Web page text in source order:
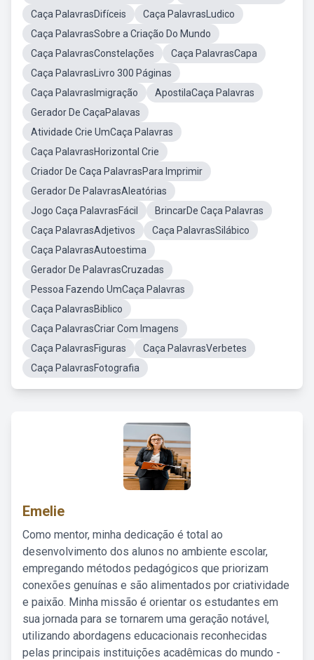
Caça PalavrasDifíceis
Caça PalavrasLudico
Caça PalavrasSobre a Criação Do Mundo
Caça PalavrasConstelações
Caça PalavrasCapa
Caça PalavrasLivro 300 Páginas
Caça PalavrasImigração
ApostilaCaça Palavras
Gerador De CaçaPalavas
Atividade Crie UmCaça Palavras
Caça PalavrasHorizontal Crie
Criador De Caça PalavrasPara Imprimir
Gerador De PalavrasAleatórias
Jogo Caça PalavrasFácil
BrincarDe Caça Palavras
Caça PalavrasAdjetivos
Caça PalavrasSilábico
Caça PalavrasAutoestima
Gerador De PalavrasCruzadas
Pessoa Fazendo UmCaça Palavras
Caça PalavrasBiblico
Caça PalavrasCriar Com Imagens
Caça PalavrasFiguras
Caça PalavrasVerbetes
Caça PalavrasFotografia
Emelie
Como mentor, minha dedicação é total ao
desenvolvimento dos alunos no ambiente escolar,
empregando métodos pedagógicos que priorizam
conexões genuínas e são alimentados por criatividade
e paixão. Minha missão é orientar os estudantes em
sua jornada para se tornarem uma geração notável,
utilizando abordagens educacionais reconhecidas
pelas principais instituições acadêmicas do mundo -